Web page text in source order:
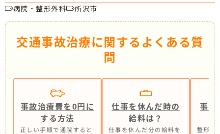
病院・整形外科
所沢市
交通事故治療に関するよくある質
問
事故治療費を0円に
する方法
正しい手順で通院すると
仕事を休んだ時の
給料は？
仕事を休んだ分の給料を
事故
整形外